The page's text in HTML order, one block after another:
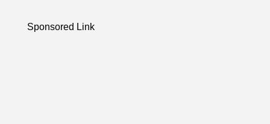
Sponsored Link